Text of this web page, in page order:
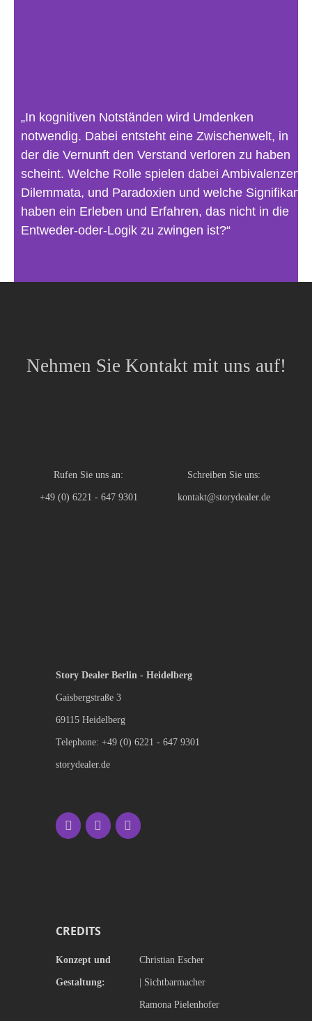
„In kognitiven Notständen wird Umdenken
notwendig. Dabei entsteht eine Zwischenwelt, in
der die Vernunft den Verstand verloren zu haben
scheint. Welche Rolle spielen dabei Ambivalenzen,
Dilemmata, und Paradoxien und welche Signifikanz
haben ein Erleben und Erfahren, das nicht in die
Entweder-oder-Logik zu zwingen ist?“
Nehmen Sie Kontakt mit uns auf!
Rufen Sie uns an:
+49 (0) 6221 - 647 9301
Schreiben Sie uns:
kontakt@storydealer.de
Story Dealer Berlin - Heidelberg
Gaisbergstraße 3
69115 Heidelberg
Telephone: +49 (0) 6221 - 647 9301
storydealer.de
CREDITS
Konzept und
Gestaltung:
Christian Escher
Sichtbarmacher
Ramona Pielenhofer